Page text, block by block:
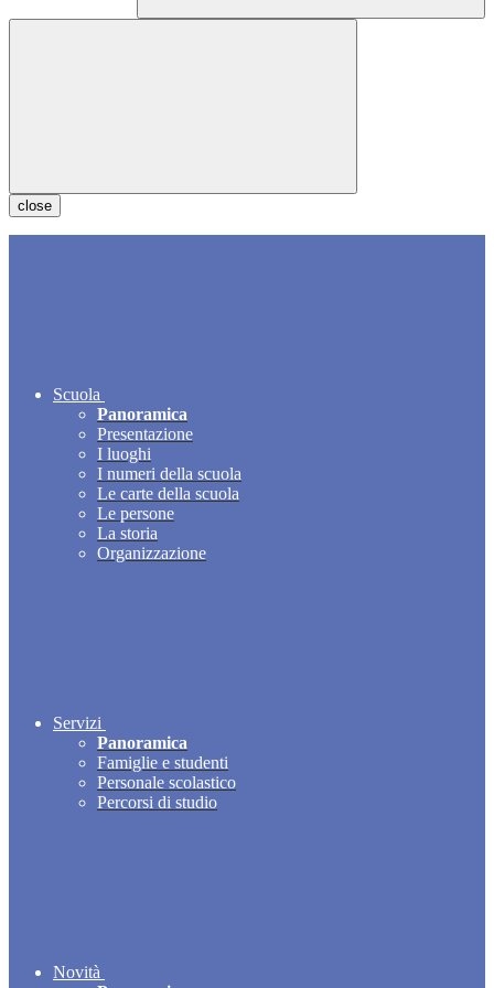
close
Scuola
Panoramica
Presentazione
I luoghi
I numeri della scuola
Le carte della scuola
Le persone
La storia
Organizzazione
Servizi
Panoramica
Famiglie e studenti
Personale scolastico
Percorsi di studio
Novità